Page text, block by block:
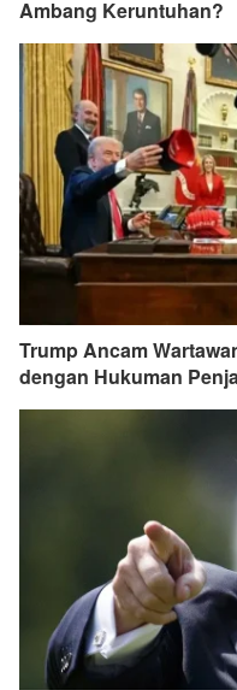
Ambang Keruntuhan?
Trump Ancam
dengan Hukuman